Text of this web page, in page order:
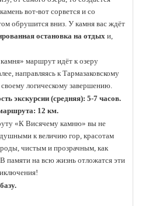
вот-вот сорвется и со
обрушится вниз. У камня вас ждёт
остановка на отдыхи,
маршрут идёт к озеру
направляясь к Тармазаковскому
своему логическому завершению.
экскурсии (средняя): 5-7 часов.
12 км.
«К Висячему камню» вы не
к величию гор, красотам
чистым и прозрачным, как
памяти на всю жизнь отложатся эти